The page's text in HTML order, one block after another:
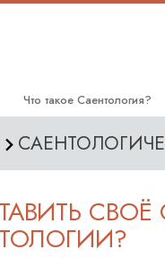
Что такое Саентология?
Верования и практики
Что саентологи говорят о
Саентологии
СВОЁ